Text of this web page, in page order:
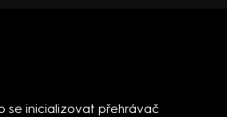
se inicializovat přehrávač